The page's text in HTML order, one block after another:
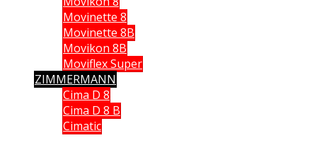
Movinette 8
Movinette 8B
Movikon 8B
Moviflex Super
ZIMMERMANN
Cima D 8
Cima D 8 B
Cimatic